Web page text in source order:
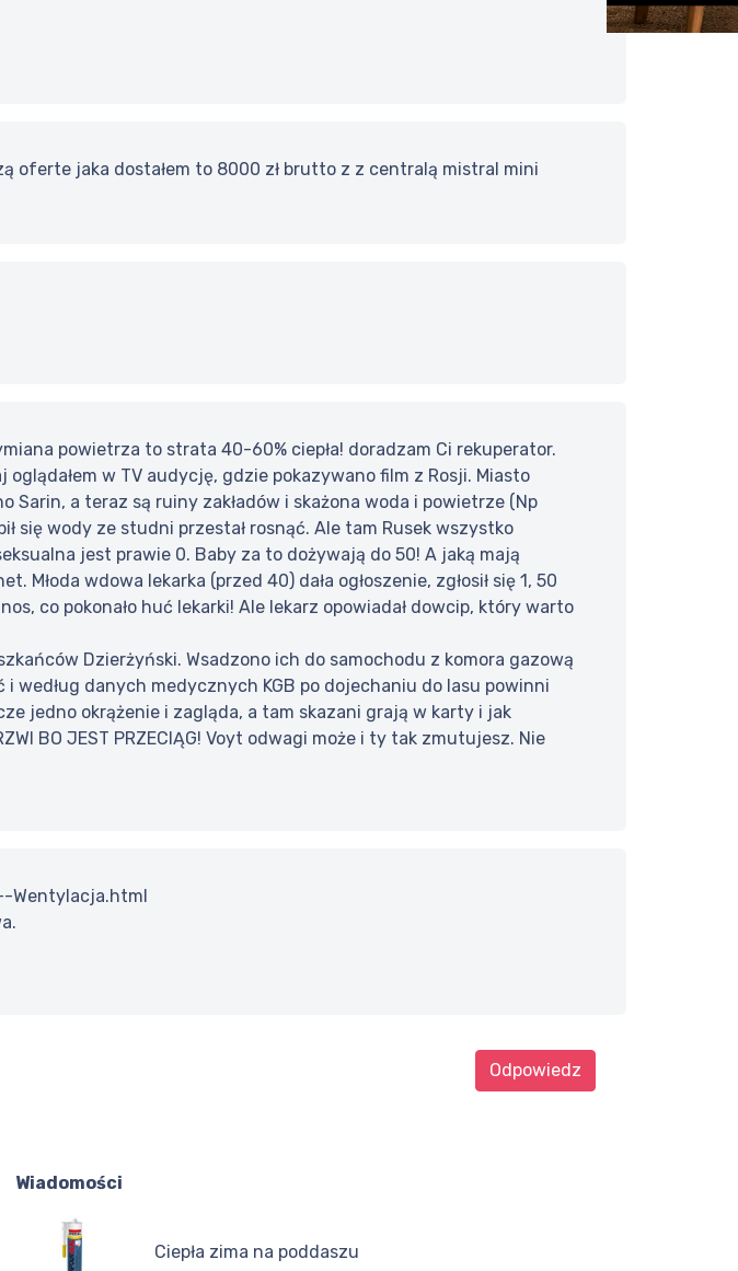
oferte jaka dostałem to 8000 zł brutto z z centralą mistral mini
powietrza to strata 40-60% ciepła! doradzam Ci rekuperator.
oglądałem w TV audycję, gdzie pokazywano film z Rosji. Miasto
Sarin, a teraz są ruiny zakładów i skażona woda i powietrze (Np
się wody ze studni przestał rosnąć. Ale tam Rusek wszystko
jest prawie 0. Baby za to dożywają do 50! A jaką mają
wdowa lekarka (przed 40) dała ogłoszenie, zgłosił się 1, 50
co pokonało huć lekarki! Ale lekarz opowiadał dowcip, który warto
Dzierżyński. Wsadzono ich do samochodu z komora gazową
i według danych medycznych KGB po dojechaniu do lasu powinni
jedno okrążenie i zagląda, a tam skazani grają w karty i jak
BO JEST PRZECIĄG! Voyt odwagi może i ty tak zmutujesz. Nie
Odpowiedz
Wiadomości
Ciepła zima na poddaszu